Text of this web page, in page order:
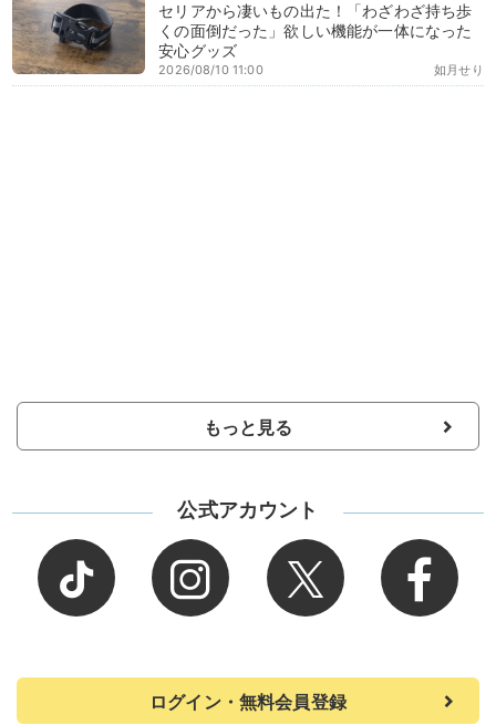
セリアから凄いもの出た！「わざわざ持ち歩
くの面倒だった」欲しい機能が一体になった
安心グッズ
如月せり
2026/08/10 11:00
もっと見る
公式アカウント
ログイン・無料会員登録